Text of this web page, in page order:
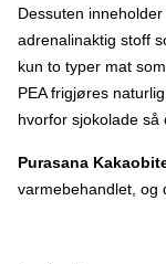
Dessuten
adrenalinaktig stoff
kun to typer mat
PEA frigjøres
hvorfor sjokolade så
Purasana
varmebehandlet, og